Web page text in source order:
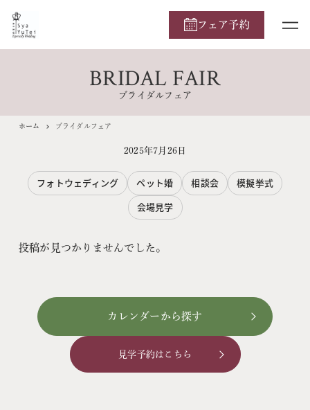
フェア予約
BRIDAL FAIR
ブライダルフェア
ホーム ブライダルフェア
2025年7月26日
フォトウェディング ペット婚 相談会
模擬挙式
会場見学
投稿が見つかりませんでした。
カレンダーから探す
見学予約はこちら